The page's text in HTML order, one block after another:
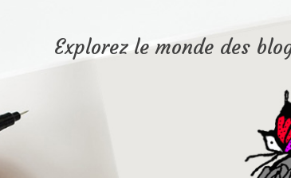
Explorez le monde des